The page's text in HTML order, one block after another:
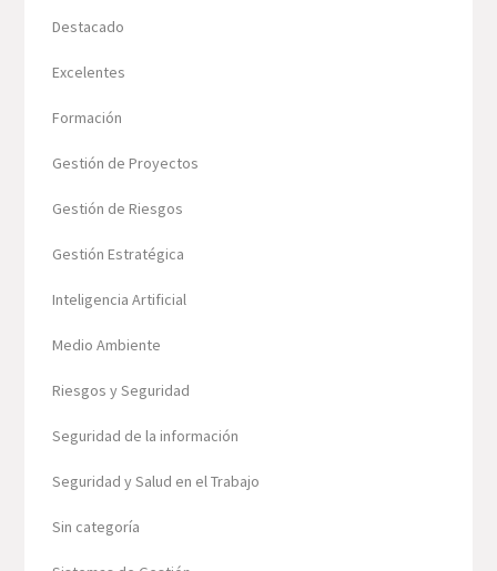
Destacado
Excelentes
Formación
Gestión de Proyectos
Gestión de Riesgos
Gestión Estratégica
Inteligencia Artificial
Medio Ambiente
Riesgos y Seguridad
Seguridad de la información
Seguridad y Salud en el Trabajo
Sin categoría